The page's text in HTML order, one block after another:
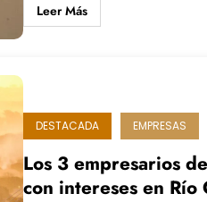
Leer Más
DESTACADA EMPRESAS
Los 3 empresarios
con intereses en Río